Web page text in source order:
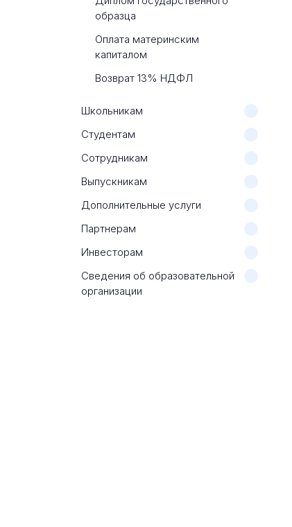
образца
Оплата материнским
капиталом
Возврат 13% НДФЛ
Школьникам
Студентам
Сотрудникам
Выпускникам
Дополнительные услуги
Партнерам
Инвесторам
Сведения об образовательной
организации